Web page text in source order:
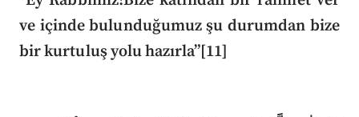
ve içinde bulunduğumuz şu durumdan bize
bir kurtuluş yolu hazırla”[11]